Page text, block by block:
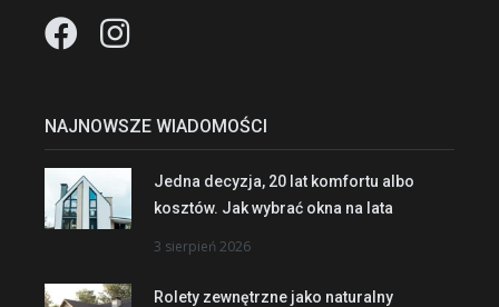
NAJNOWSZE WIADOMOŚCI
Jedna decyzja, 20 lat komfortu albo
kosztów. Jak wybrać okna na lata
3 sierpień 2026
Rolety zewnętrzne jako naturalny